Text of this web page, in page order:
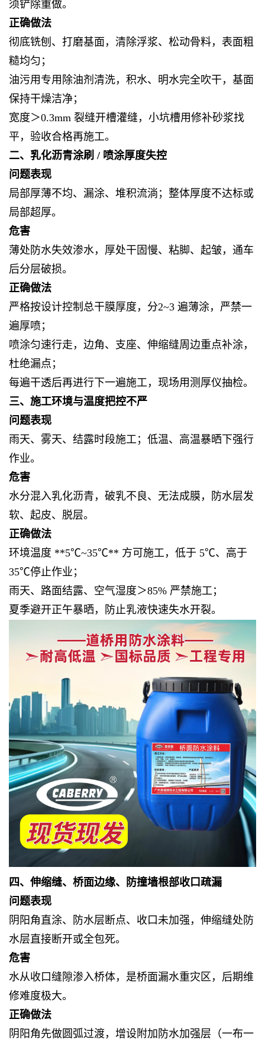
须铲除重做。
正确做法
彻底铣刨、打磨基面，清除浮浆、松动骨料，表面粗
糙均匀；
油污用专用除油剂清洗，积水、明水完全吹干，基面
保持干燥洁净；
宽度＞0.3mm 裂缝开槽灌缝，小坑槽用修补砂浆找
平，验收合格再施工。
二、乳化沥青涂刷 / 喷涂厚度失控
问题表现
局部厚薄不均、漏涂、堆积流淌；整体厚度不达标或
局部超厚。
危害
薄处防水失效渗水，厚处干固慢、粘脚、起皱，通车
后分层破损。
正确做法
严格按设计控制总干膜厚度，分2~3 遍薄涂，严禁一
遍厚喷；
喷涂匀速行走，边角、支座、伸缩缝周边重点补涂，
杜绝漏点；
每遍干透后再进行下一遍施工，现场用测厚仪抽检。
三、施工环境与温度把控不严
问题表现
雨天、雾天、结露时段施工；低温、高温暴晒下强行
作业。
危害
水分混入乳化沥青，破乳不良、无法成膜，防水层发
软、起皮、脱层。
正确做法
环境温度 **5℃~35℃** 方可施工，低于 5℃、高于
35℃停止作业；
雨天、路面结露、空气湿度＞85% 严禁施工；
夏季避开正午暴晒，防止乳液快速失水开裂。
四、伸缩缝、桥面边缘、防撞墙根部收口疏漏
问题表现
阴阳角直涂、防水层断点、收口未加强，伸缩缝处防
水层直接断开或全包死。
危害
水从收口缝隙渗入桥体，是桥面漏水重灾区，后期维
修难度极大。
正确做法
阴阳角先做圆弧过渡，增设附加防水加强层（一布一